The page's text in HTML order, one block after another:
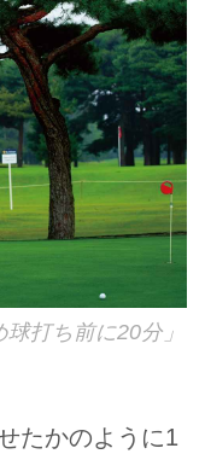
打ち前に20分」
たかのように1